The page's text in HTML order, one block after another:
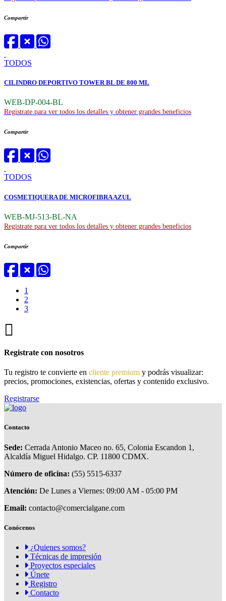
Compartir
TODOS
CILINDRO DEPORTIVO TOWER BL DE 800 ML
WEB-DP-004-BL
Registrate para ver todos los detalles y obtener grandes beneficios
Compartir
TODOS
COSMETIQUERA DE MICROFIBRA AZUL
WEB-MJ-513-BL-NA
Registrate para ver todos los detalles y obtener grandes beneficios
Compartir
1
2
3
Registrate con nosotros
Tu registro te convierte en cliente premium y podrás visualizar:
precios, promociones, existencias, ofertas y contenido exclusivo.
Registrarse
Contacto
Sede: Cerrada Antonio Maceo no. 65, Colonia Escandon 1,
Alcaldía Miguel Hidalgo. CP. 11800 CDMX.
Número de oficina: (55) 5515-6337
Atención: De Lunes a Viernes: 09:00 AM - 05:00 PM
Email: contacto@comercialgane.com
Conócenos
¿Quienes somos?
Técnicas de impresión
Proyectos especiales
Únete
Registro
Contacto